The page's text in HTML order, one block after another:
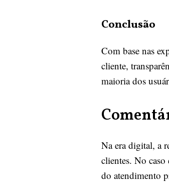
Conclusão
Com base nas
cliente,
maioria dos
Na era digital, a
clientes. No
do atendimento